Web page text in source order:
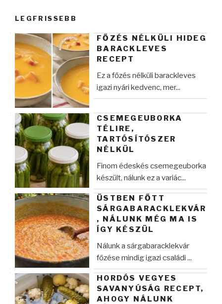
LEGFRISSEBB
FŐZÉS NÉLKÜLI HIDEG
BARACKLEVES
RECEPT
Ez a főzés nélküli barackleves
igazi nyári kedvenc, mer...
CSEMEGEUBORKA
TÉLIRE,
TARTÓSÍTÓSZER
NÉLKÜL
Finom édeskés csemegeuborka
készült, nálunk ez a variác...
ÜSTBEN FŐTT
SÁRGABARACKLEKVÁR
, NÁLUNK MÉG MA IS
ÍGY KÉSZÜL
Nálunk a sárgabaracklekvár
főzése mindig igazi családi ...
HORDÓS VEGYES
SAVANYÚSÁG RECEPT,
AHOGY NÁLUNK